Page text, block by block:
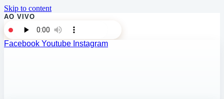
Skip to content
AO VIVO
Facebook Youtube Instagram